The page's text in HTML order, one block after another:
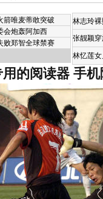
箭唯麦蒂敢突破
会炮轰阿加西
败郑智全球禁赛
林志玲
张靓颖
林忆莲
的阅读器 手